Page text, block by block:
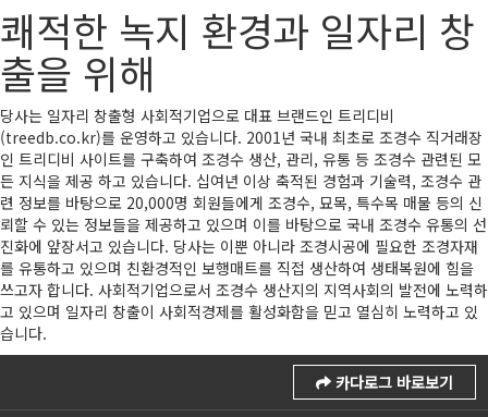
쾌적한 녹지 환경과 일자리 창
출을 위해
당사는 일자리 창출형 사회적기업으로 대표 브랜드인 트리디비
(treedb.co.kr)를 운영하고 있습니다. 2001년 국내 최초로 조경수 직거래장
인 트리디비 사이트를 구축하여 조경수 생산, 관리, 유통 등 조경수 관련된 모
든 지식을 제공 하고 있습니다. 십여년 이상 축적된 경험과 기술력, 조경수 관
련 정보를 바탕으로 20,000명 회원들에게 조경수, 묘목, 특수목 매물 등의 신
뢰할 수 있는 정보들을 제공하고 있으며 이를 바탕으로 국내 조경수 유통의 선
진화에 앞장서고 있습니다. 당사는 이뿐 아니라 조경시공에 필요한 조경자재
를 유통하고 있으며 친환경적인 보행매트를 직접 생산하여 생태복원에 힘을
쓰고자 합니다. 사회적기업으로서 조경수 생산지의 지역사회의 발전에 노력하
고 있으며 일자리 창출이 사회적경제를 활성화함을 믿고 열심히 노력하고 있
습니다.
카다로그 바로보기